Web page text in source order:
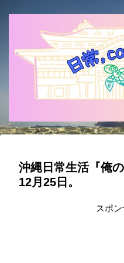
沖縄日常生活『俺
12月25日。
スポ